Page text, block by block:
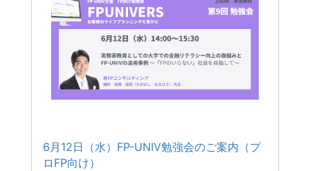
6月12日（水）FP-UNIV勉強会のご案内（プ
ロFP向け）